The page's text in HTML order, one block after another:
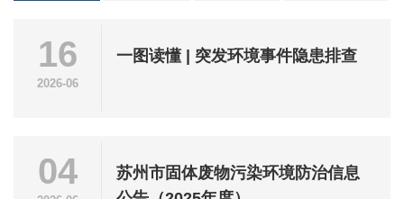
16
2026-06
一图读懂 | 突发环境事件隐患排查
04
苏州市固体废物污染环境防治信息